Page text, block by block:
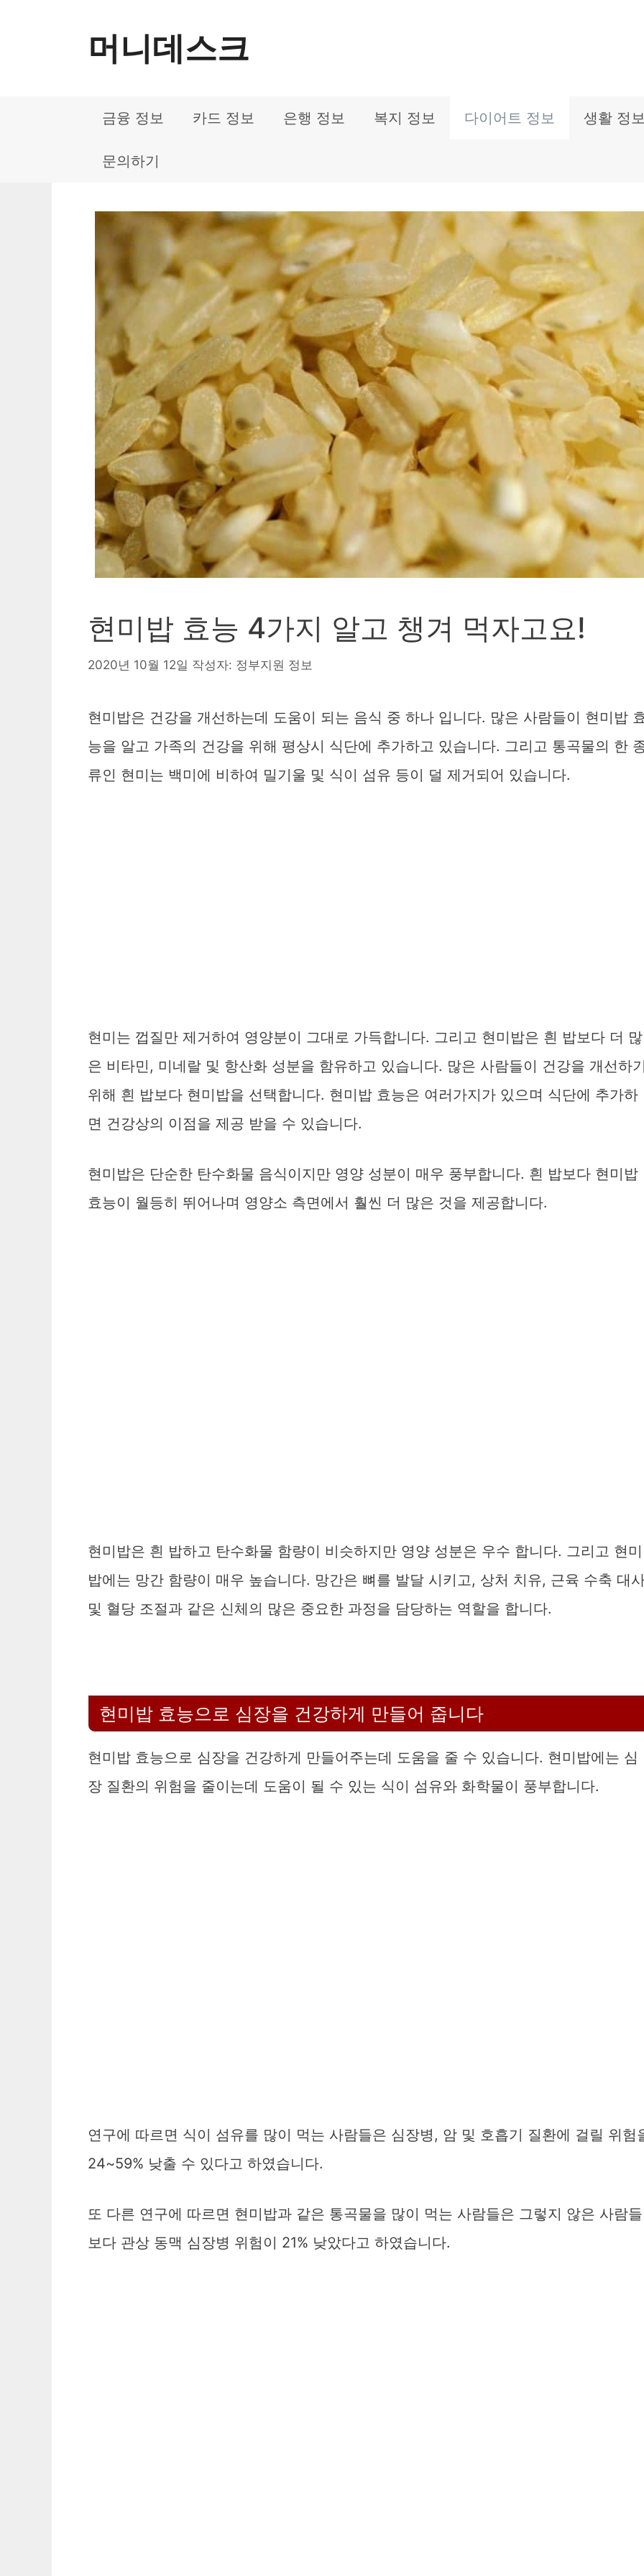
머니데스크
금융 정보 카드 정보 은행 정보 복지 정보 다이어트 정보 생활 정
문의하기
현미밥 효능 4가지 알고 챙겨 먹자고요!
2020년 10월 12일 작성자: 정부지원 정보
현미밥은 건강을 개선하는데 도움이 되는 음식 중 하나 입니다. 많은 사람들이 현미밥
능을 알고 가족의 건강을 위해 평상시 식단에 추가하고 있습니다. 그리고 통곡물의 한
류인 현미는 백미에 비하여 밀기울 및 식이 섬유 등이 덜 제거되어 있습니다.
현미는 껍질만 제거하여 영양분이 그대로 가득합니다. 그리고 현미밥은 흰 밥보다 더 많
은 비타민, 미네랄 및 항산화 성분을 함유하고 있습니다. 많은 사람들이 건강을 개선하
위해 흰 밥보다 현미밥을 선택합니다. 현미밥 효능은 여러가지가 있으며 식단에 추가하
면 건강상의 이점을 제공 받을 수 있습니다.
현미밥은 단순한 탄수화물 음식이지만 영양 성분이 매우 풍부합니다. 흰 밥보다 현미밥
효능이 월등히 뛰어나며 영양소 측면에서 훨씬 더 많은 것을 제공합니다.
현미밥은 흰 밥하고 탄수화물 함량이 비슷하지만 영양 성분은 우수 합니다. 그리고 현미
밥에는 망간 함량이 매우 높습니다. 망간은 뼈를 발달 시키고, 상처 치유, 근육 수축 대
및 혈당 조절과 같은 신체의 많은 중요한 과정을 담당하는 역할을 합니다.
현미밥 효능으로 심장을 건강하게 만들어 줍니다
현미밥 효능으로 심장을 건강하게 만들어주는데 도움을 줄 수 있습니다. 현미밥에는 심
장 질환의 위험을 줄이는데 도움이 될 수 있는 식이 섬유와 화학물이 풍부합니다.
연구에 따르면 식이 섬유를 많이 먹는 사람들은 심장병, 암 및 호흡기 질환에 걸릴 위험
24~59% 낮출 수 있다고 하였습니다.
또 다른 연구에 따르면 현미밥과 같은 통곡물을 많이 먹는 사람들은 그렇지 않은 사람들
보다 관상 동맥 심장병 위험이 21% 낮았다고 하였습니다.